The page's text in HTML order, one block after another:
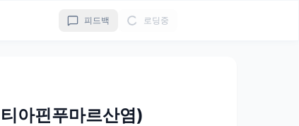
피드백 로딩중
아핀푸마르산염)